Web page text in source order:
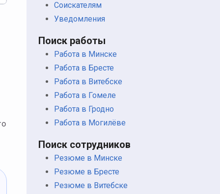
Соискателям
Уведомления
Поиск работы
Работа в Минске
Работа в Бресте
Работа в Витебске
Работа в Гомеле
Работа в Гродно
Работа в Могилёве
Поиск сотрудников
Резюме в Минске
Резюме в Бресте
Резюме в Витебске